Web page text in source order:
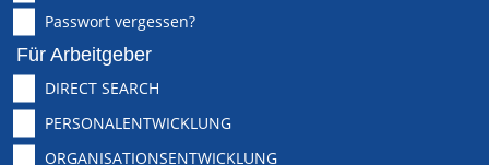
Passwort vergessen?
Für Arbeitgeber
DIRECT SEARCH
PERSONALENTWICKLUNG
ORGANISATIONSENTWICKLUNG